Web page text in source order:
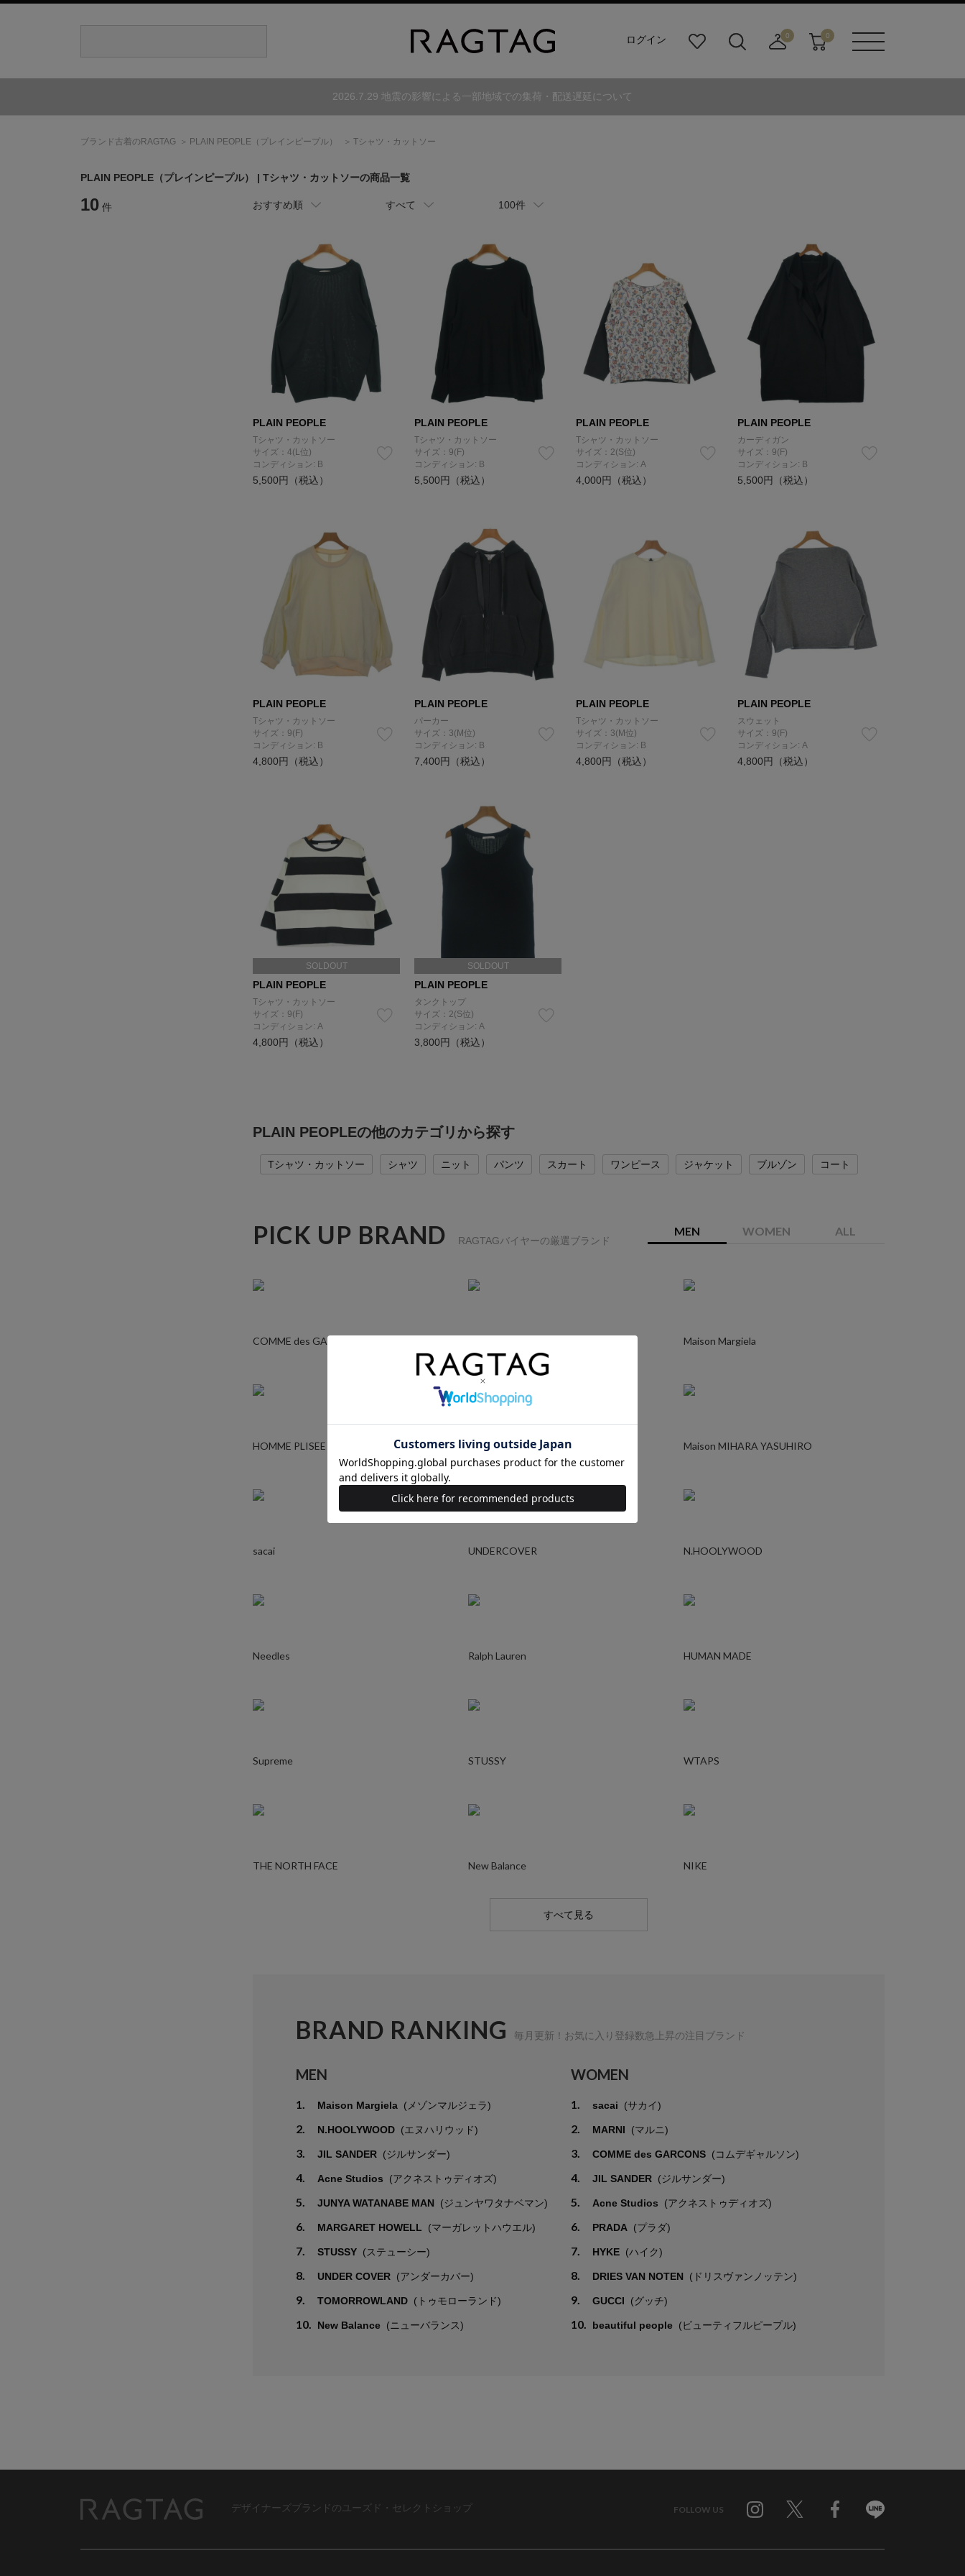
ログイン
り
ダ
0
寄
0
2026.7.29 地震の影響による一部地域での集荷・配送遅延について
ブランド古着のRAGTAG PLAIN PEOPLE （プレインピープル） Tシャツ・カットソー
PLAIN PEOPLE （プレインピープル） | Tシャツ・カットソーの商品一覧
10 件 おすすめ順 すべて 100件
PLAIN PEOPLE
Tシャツ・カットソー
サイズ：4(L位)
コンディション: B
5,500円（税込）
PLAIN PEOPLE
Tシャツ・カットソー
サイズ：9(F)
コンディション: B
5,500円（税込）
PLAIN PEOPLE
Tシャツ・カットソー
サイズ：2(S位)
コンディション: A
4,000円（税込）
PLAIN PEOPLE
カーディガン
サイズ：9(F)
コンディション: B
5,500円（税込）
PLAIN PEOPLE
Tシャツ・カットソー
サイズ：9(F)
コンディション: B
4,800円（税込）
PLAIN PEOPLE
パーカー
サイズ：3(M位)
コンディション: B
7,400円（税込）
PLAIN PEOPLE
Tシャツ・カットソー
サイズ：3(M位)
コンディション: B
4,800円（税込）
PLAIN PEOPLE
スウェット
サイズ：9(F)
コンディション: A
4,800円（税込）
SOLDOUT
PLAIN PEOPLE
Tシャツ・カットソー
サイズ：9(F)
コンディション: A
4,800円（税込）
SOLDOUT
PLAIN PEOPLE
タンクトップ
サイズ：2(S位)
コンディション: A
3,800円（税込）
PLAIN PEOPLEの他のカテゴリから探す
Tシャツ・カットソー シャツ ニット パンツ スカート ワンピース ジャケット ブルゾン コート
PICK UP BRAND RAGTAGバイヤーの厳選ブランド
MEN WOMEN ALL
COMME des GARCONS Maison Margiela
HOMME PLISEE AURALEE Maison MIHARA YASUHIRO
sacai UNDERCOVER N.HOOLYWOOD
Needles Ralph Lauren HUMAN MADE
Supreme STUSSY WTAPS
THE NORTH FACE New Balance NIKE
すべて見る
BRAND RANKING 毎月更新！お気に入り登録数急上昇の注目ブランド
MEN
1. Maison Margiela (メゾンマルジェラ)
2. N.HOOLYWOOD (エヌハリウッド)
3. JIL SANDER (ジルサンダー)
4. Acne Studios (アクネストゥディオズ)
5. JUNYA WATANABE MAN (ジュンヤワタナベマン)
6. MARGARET HOWELL (マーガレットハウエル)
7. STUSSY (ステューシー)
8. UNDER COVER (アンダーカバー)
9. TOMORROWLAND (トゥモローランド)
10. New Balance (ニューバランス)
WOMEN
1. sacai (サカイ)
2. MARNI (マルニ)
3. COMME des GARCONS (コムデギャルソン)
4. JIL SANDER (ジルサンダー)
5. Acne Studios (アクネストゥディオズ)
6. PRADA (プラダ)
7. HYKE (ハイク)
8. DRIES VAN NOTEN (ドリスヴァンノッテン)
9. GUCCI (グッチ)
10. beautiful people (ビューティフルピープル)
デザイナーズブランドのユーズド・セレクトショップ FOLLOW US